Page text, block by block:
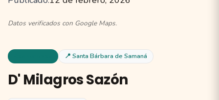
Datos verificados con Google Maps.
📍 Santa Bárbara de Samaná
D' Milagros Sazón